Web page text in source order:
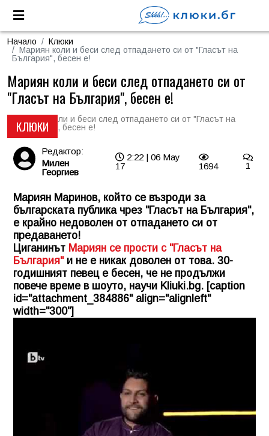
Начало
Клюки
Мариян коли и беси след отпадането си от "Гласът на
България", бесен е!
КЛЮКИ
Мариян коли и беси след отпадането си от
"Гласът на България", бесен е!
Редактор:
Милен
Георгиев
2:22 | 06 May
17
1694 1
Мариян Маринов, който се възроди за
българската публика чрез "Гласът на България",
е крайно недоволен от отпадането си от
предаването!
Циганинът Мариян се прости с "Гласът на
България"и не е никак доволен от това. 30-
годишният певец е бесен, че не продължи
повече време в шоуто, научи Kliuki.bg. [caption
id="attachment_384886" align="alignleft"
width="300"]